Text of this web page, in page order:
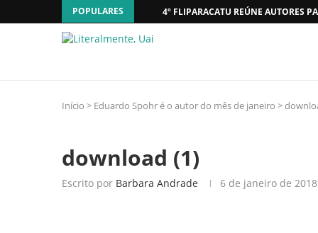
POPULARES 4º FLIPARACATU REÚNE AUTORES
Início > Eduardo Spohr é o autor do mês de janeiro >
download (1)
Escrito por Barbara Andrade 6 de janeiro de 2018